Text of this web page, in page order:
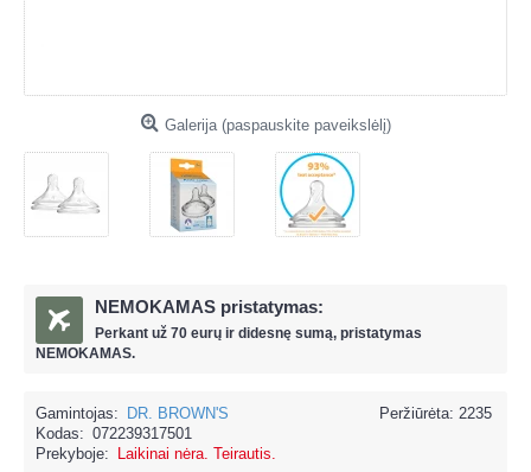
Galerija (paspauskite paveikslėlį)
NEMOKAMAS pristatymas:
Perkant už 70 eurų ir didesnę sumą, pristatymas
NEMOKAMAS.
Peržiūrėta: 2235
Gamintojas:
DR. BROWN'S
Kodas: 072239317501
Prekyboje:
Laikinai nėra. Teirautis.